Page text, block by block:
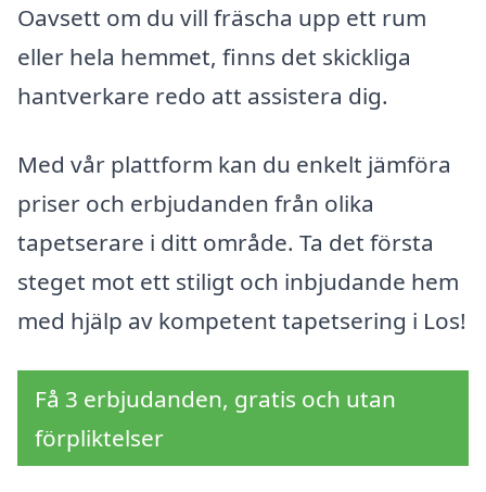
Oavsett om du vill fräscha upp ett rum
eller hela hemmet, finns det skickliga
hantverkare redo att assistera dig.
Med vår plattform kan du enkelt jämföra
priser och erbjudanden från olika
tapetserare i ditt område. Ta det första
steget mot ett stiligt och inbjudande hem
med hjälp av kompetent tapetsering i Los!
Få 3 erbjudanden, gratis och utan
förpliktelser